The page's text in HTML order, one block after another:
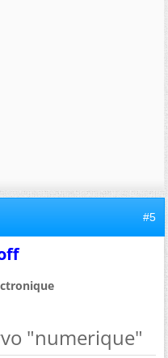
#5
"numerique"